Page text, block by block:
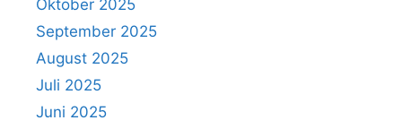
Oktober 2025
September 2025
August 2025
Juli 2025
Juni 2025